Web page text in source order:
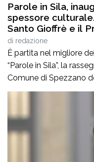
Parole in Sila,
spessore
Santo Gioffrè e il
Stefano Musolino
di redazione
È partita nel migliore
“Parole in Sila”, la
Comune di Spezzano
Pasquale Motta, che
Camigliatello Silano
protagonisti del
italiano. Nella